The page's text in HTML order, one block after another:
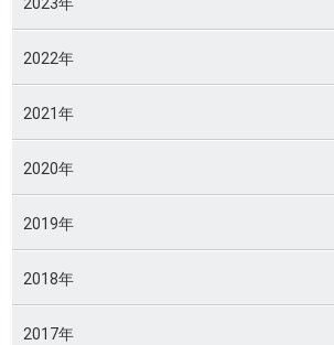
2023年
2022年
2021年
2020年
2019年
2018年
2017年